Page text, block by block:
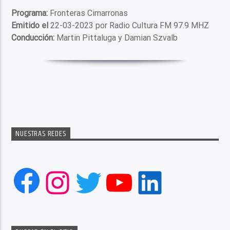
Programa: Fronteras Cimarronas
Emitido el 22-03-2023 por Radio Cultura FM 97.9 MHZ
Conducción: Martin Pittaluga y Damian Szvalb
NUESTRAS REDES
Facebook
Instagram
Twitter
YouTube
LinkedIn